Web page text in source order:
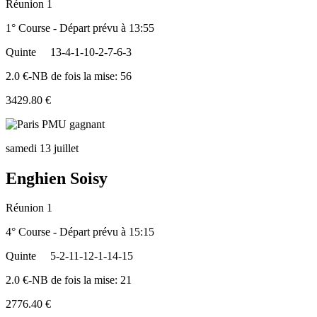
Réunion 1
1° Course - Départ prévu à 13:55
Quinte
13-4-1-10-2-7-6-3
2.0 €-NB de fois la mise: 56
3429.80 €
samedi 13 juillet
Enghien Soisy
Réunion 1
4° Course - Départ prévu à 15:15
Quinte
5-2-11-12-1-14-15
2.0 €-NB de fois la mise: 21
2776.40 €